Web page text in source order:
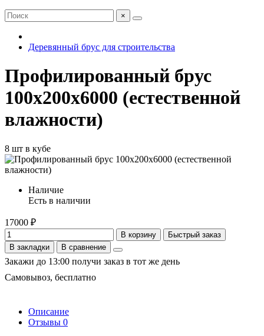
×
Деревянный брус для строительства
Профилированный брус
100х200х6000 (естественной
влажности)
8 шт в кубе
Наличие
Есть в наличии
17000 ₽
В корзину
Быстрый заказ
В закладки
В сравнение
Закажи до 13:00 получи заказ в тот же день
Самовывоз, бесплатно
Описание
Отзывы 0